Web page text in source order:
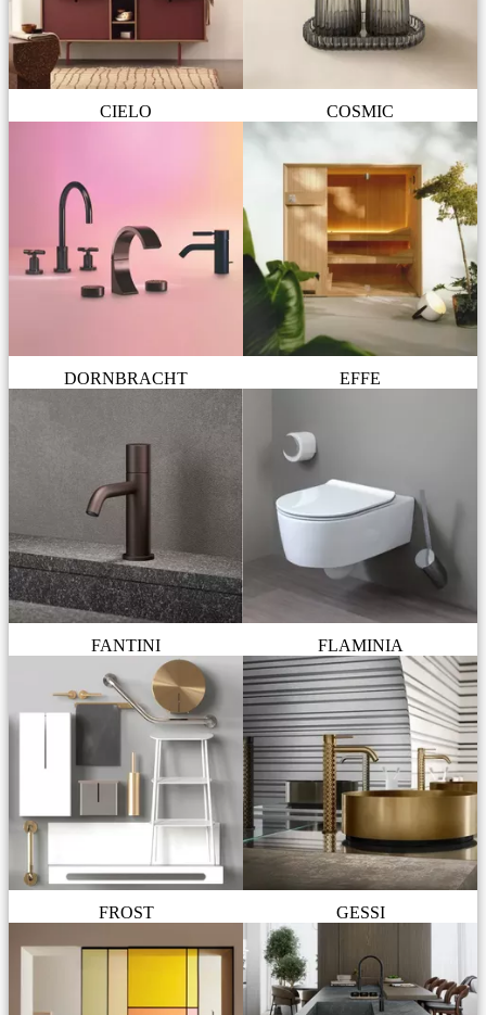
CIELO COSMIC
DORNBRACHT EFFE
FANTINI FLAMINIA
FROST GESSI